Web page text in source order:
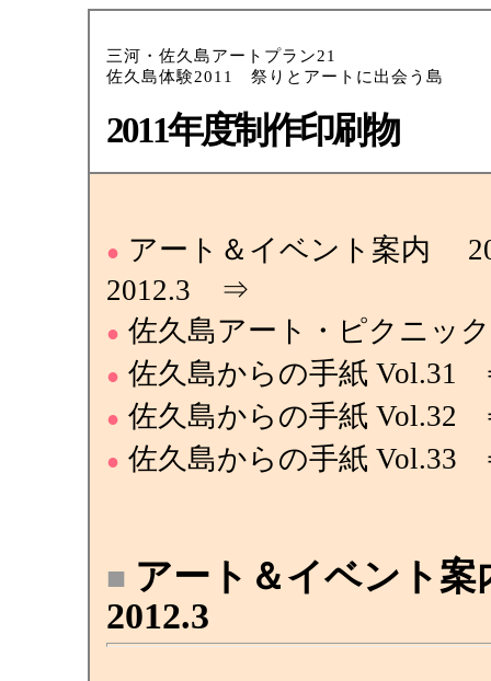
三河・佐久島アートプラン21
佐久島体験2011 祭りとアートに出会う島
2011年度制作印刷物
● アート＆イベント案内
2012.3 ⇒
● 佐久島アート・ピクニッ
● 佐久島からの手紙
● 佐久島からの手紙
● 佐久島からの手紙
■ アート＆イベント
2012.3